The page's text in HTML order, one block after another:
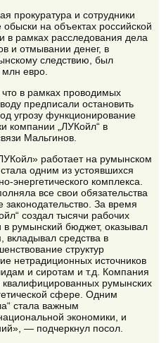
прокуратура и сотрудники
на объектах российской
рамках расследования дела
и отмывании денег, в
следствию, был
евро.
в рамках проводимых
предписали остановить
угрозу функционирование
компании „ЛУКойл“ в
Мальгинов.
работает на румынском
одним из устоявшихся
энергетического комплекса.
все свои обязательства
За время
создал тысячи рабочих
в румынский бюджет, оказывал
средства в
структур
нетрадиционных источников
и сиротам и т.д. Компания
квалифицированных румынских
сфере. Одним
стала важным
экономики, и
— подчеркнул посол.